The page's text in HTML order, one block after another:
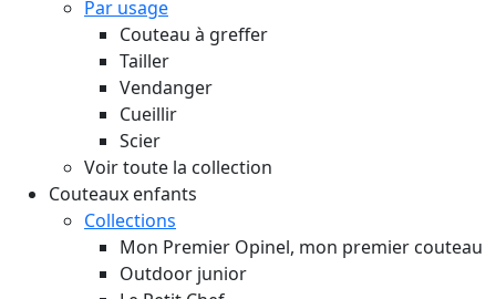
Par usage
Couteau à greffer
Tailler
Vendanger
Cueillir
Scier
Voir toute la collection
Couteaux enfants
Collections
Mon Premier Opinel, mon premier couteau
Outdoor junior